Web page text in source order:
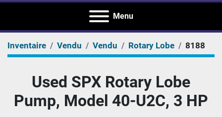
Menu
Inventaire Vendu Vendu Rotary Lobe 8188
Used SPX Rotary Lobe
Pump, Model 40-U2C, 3 HP